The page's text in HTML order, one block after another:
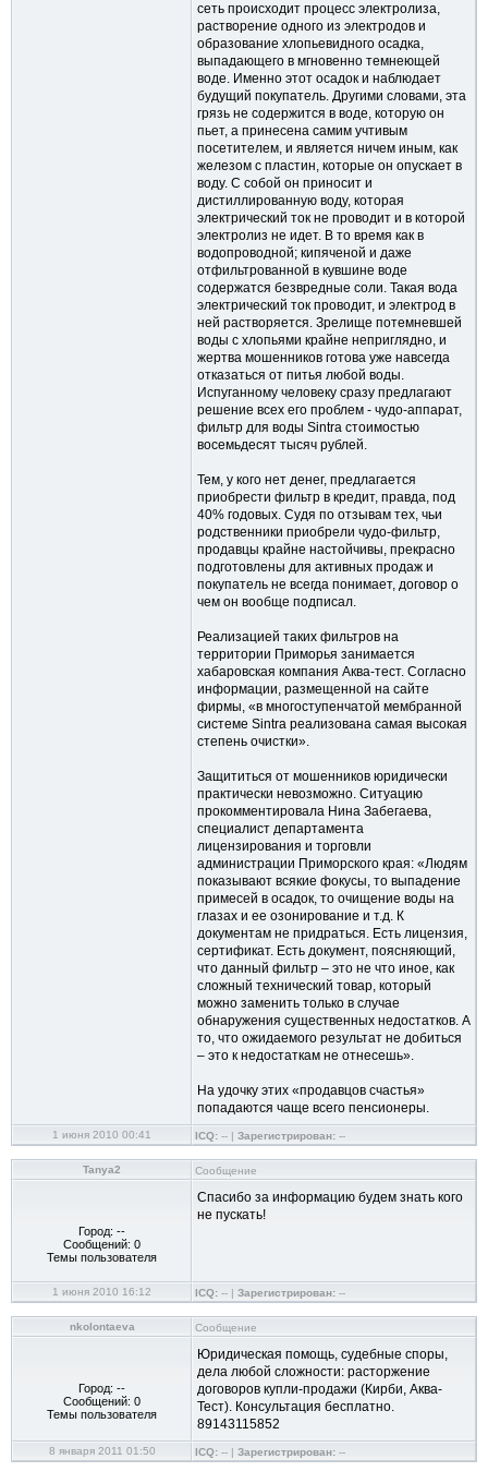
сеть происходит процесс электролиза,
растворение одного из электродов и
образование хлопьевидного осадка,
выпадающего в мгновенно темнеющей
воде. Именно этот осадок и наблюдает
будущий покупатель. Другими словами, эта
грязь не содержится в воде, которую он
пьет, а принесена самим учтивым
посетителем, и является ничем иным, как
железом с пластин, которые он опускает в
воду. С собой он приносит и
дистиллированную воду, которая
электрический ток не проводит и в которой
электролиз не идет. В то время как в
водопроводной; кипяченой и даже
отфильтрованной в кувшине воде
содержатся безвредные соли. Такая вода
электрический ток проводит, и электрод в
ней растворяется. Зрелище потемневшей
воды с хлопьями крайне неприглядно, и
жертва мошенников готова уже навсегда
отказаться от питья любой воды.
Испуганному человеку сразу предлагают
решение всех его проблем - чудо-аппарат,
фильтр для воды Sintra стоимостью
восемьдесят тысяч рублей.
Тем, у кого нет денег, предлагается
приобрести фильтр в кредит, правда, под
40% годовых. Судя по отзывам тех, чьи
родственники приобрели чудо-фильтр,
продавцы крайне настойчивы, прекрасно
подготовлены для активных продаж и
покупатель не всегда понимает, договор о
чем он вообще подписал.
Реализацией таких фильтров на
территории Приморья занимается
хабаровская компания Аква-тест. Согласно
информации, размещенной на сайте
фирмы, «в многоступенчатой мембранной
системе Sintra реализована самая высокая
степень очистки».
Защититься от мошенников юридически
практически невозможно. Ситуацию
прокомментировала Нина Забегаева,
специалист департамента
лицензирования и торговли
администрации Приморского края: «Людям
показывают всякие фокусы, то выпадение
примесей в осадок, то очищение воды на
глазах и ее озонирование и т.д. К
документам не придраться. Есть лицензия,
сертификат. Есть документ, поясняющий,
что данный фильтр – это не что иное, как
сложный технический товар, который
можно заменить только в случае
обнаружения существенных недостатков. А
то, что ожидаемого результат не добиться
– это к недостаткам не отнесешь».
На удочку этих «продавцов счастья»
попадаются чаще всего пенсионеры.
1 июня 2010 00:41 ICQ: -- | Зарегистрирован: --
Tanya2 Сообщение
Город: --
Сообщений: 0
Темы пользователя
Спасибо за информацию будем знать кого
не пускать!
1 июня 2010 16:12 ICQ: -- | Зарегистрирован: --
nkolontaeva Сообщение
Город: --
Сообщений: 0
Темы пользователя
Юридическая помощь, судебные споры,
дела любой сложности: расторжение
договоров купли-продажи (Кирби, Аква-
Тест). Консультация бесплатно.
89143115852
8 января 2011 01:50 ICQ: -- | Зарегистрирован: --